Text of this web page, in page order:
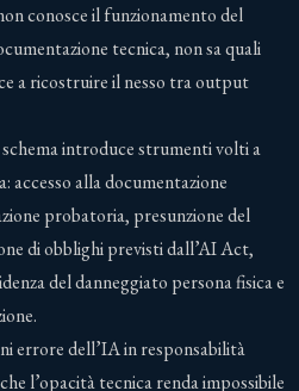
conosce il funzionamento del
tecnica, non sa quali
a ricostruire il nesso tra output
introduce strumenti volti a
accesso alla documentazione
probatoria, presunzione del
di obblighi previsti dall’AI Act,
del danneggiato persona fisica e
errore dell’IA in responsabilità
l’opacità tecnica renda impossibile